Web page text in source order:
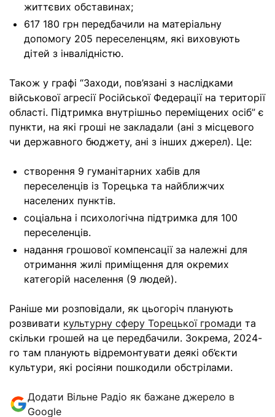
життєвих обставинах;
617 180 грн передбачили на матеріальну
допомогу 205 переселенцям, які виховують
дітей з інвалідністю.
Також у графі “Заходи, пов’язані з наслідками
військової агресії Російської Федерації на території
області. Підтримка внутрішньо переміщених осіб” є
пункти, на які гроші не закладали (ані з місцевого
чи державного бюджету, ані з інших джерел). Це:
створення 9 гуманітарних хабів для
переселенців із Торецька та найближчих
населених пунктів.
соціальна і психологічна підтримка для 100
переселенців.
надання грошової компенсації за належні для
отримання жилі приміщення для окремих
категорій населення (9 людей).
Раніше ми розповідали, як цьогоріч планують
розвивати культурну сферу Торецької громади та
скільки грошей на це передбачили. Зокрема, 2024-
го там планують відремонтувати деякі об’єкти
культури, які росіяни пошкодили обстрілами.
Додати Вільне Радіо як бажане джерело в
Google